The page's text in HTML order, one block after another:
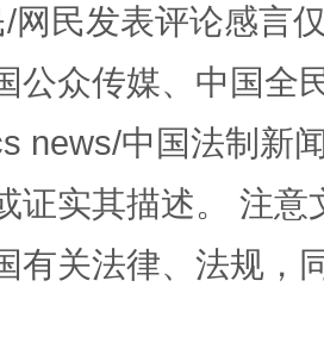
来了！等你上场
网民发表评论感言
公众传媒、中国全
news/中国法制新
证实其描述。 注
有关法律、法规，